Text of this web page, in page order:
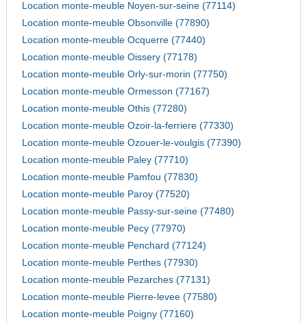
Location monte-meuble Noyen-sur-seine (77114)
Location monte-meuble Obsonville (77890)
Location monte-meuble Ocquerre (77440)
Location monte-meuble Oissery (77178)
Location monte-meuble Orly-sur-morin (77750)
Location monte-meuble Ormesson (77167)
Location monte-meuble Othis (77280)
Location monte-meuble Ozoir-la-ferriere (77330)
Location monte-meuble Ozouer-le-voulgis (77390)
Location monte-meuble Paley (77710)
Location monte-meuble Pamfou (77830)
Location monte-meuble Paroy (77520)
Location monte-meuble Passy-sur-seine (77480)
Location monte-meuble Pecy (77970)
Location monte-meuble Penchard (77124)
Location monte-meuble Perthes (77930)
Location monte-meuble Pezarches (77131)
Location monte-meuble Pierre-levee (77580)
Location monte-meuble Poigny (77160)